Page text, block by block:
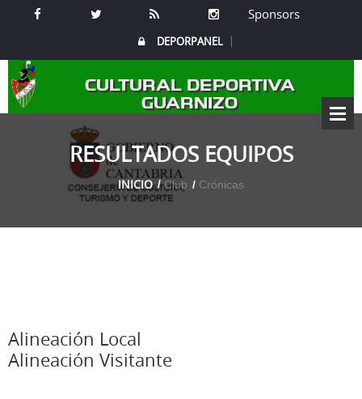
Sponsors
DEPORPANEL
CULTURAL DEPORTIVA
GUARNIZO
RESULTADOS EQUIPOS
INICIO Club Crónicas
Alineación Local
Alineación Visitante